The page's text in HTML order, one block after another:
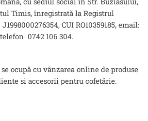
Timis, înregistrată la Registrul
CUI RO10359185, email:
0742 106 304.
ocupă cu vânzarea online de produse
si accesorii pentru cofetărie.